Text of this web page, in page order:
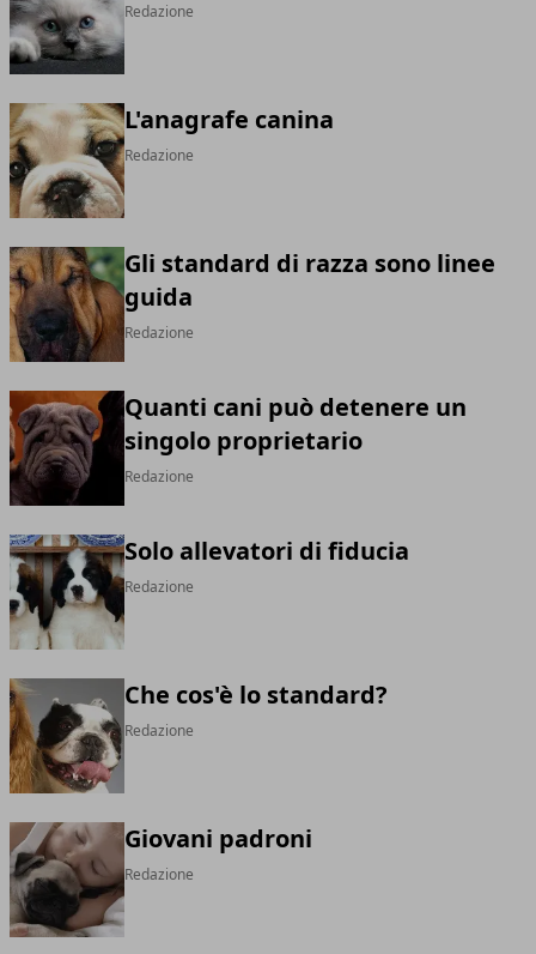
Redazione
L'anagrafe canina
Redazione
Gli standard di razza sono linee
guida
Redazione
Quanti cani può detenere un
singolo proprietario
Redazione
Solo allevatori di fiducia
Redazione
Che cos'è lo standard?
Redazione
Giovani padroni
Redazione